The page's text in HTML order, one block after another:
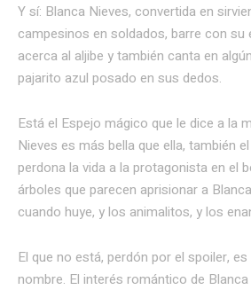
Y sí: Blanca Nieves, convertida en
campesinos en soldados, barre con su
acerca al aljibe y también canta en
pajarito azul posado en sus dedos.
Está el Espejo mágico que le dice a la
Nieves es más bella que ella, también
perdona la vida a la protagonista en el
árboles que parecen aprisionar a
cuando huye, y los animalitos, y los
El que no está, perdón por el spoiler,
nombre. El interés romántico de